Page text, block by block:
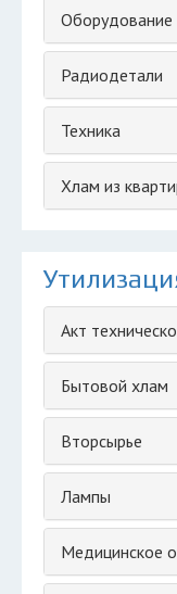
Оборудование
Радиодетали
Техника
Хлам из
Акт
Бытовой хлам
Вторсырье
Лампы
Медицинское